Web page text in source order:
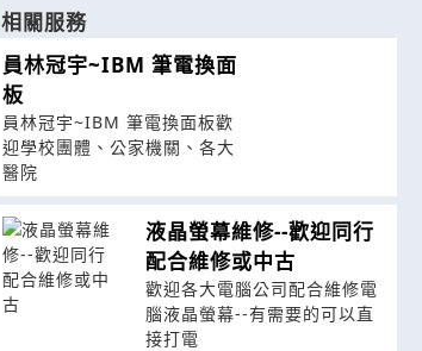
相關服務
員林冠宇~IBM 筆電換面
板
員林冠宇~IBM 筆電換面板歡
迎學校團體、公家機關、各大
醫院
液晶螢幕維修--歡迎同行
配合維修或中古
歡迎各大電腦公司配合維修電
腦液晶螢幕--有需要的可以直
接打電